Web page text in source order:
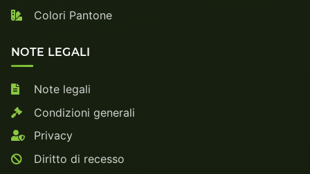
Colori Pantone
NOTE LEGALI
Note legali
Condizioni generali
Privacy
Diritto di recesso